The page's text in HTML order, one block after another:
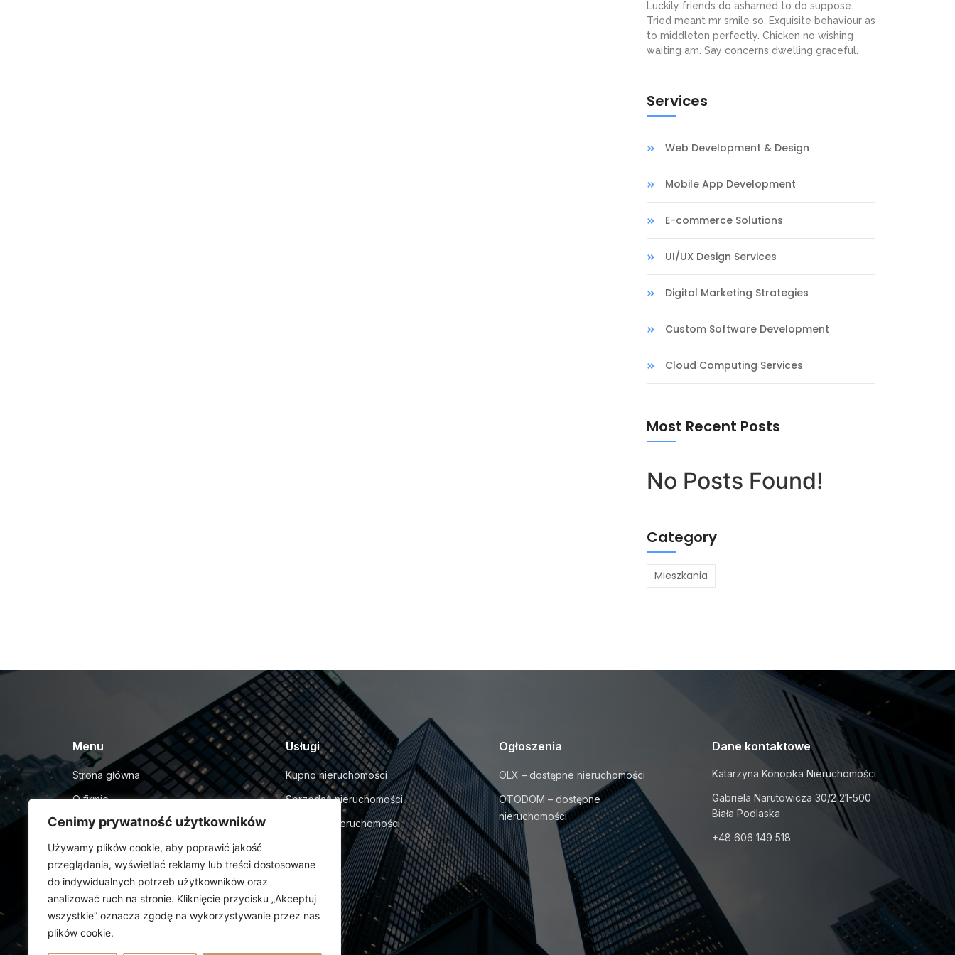
Cenimy prywatność użytkowników
Używamy plików cookie, aby poprawić jakość
przeglądania, wyświetlać reklamy lub treści dostosowane
do indywidualnych potrzeb użytkowników oraz
analizować ruch na stronie. Kliknięcie przycisku „Akceptuj
wszystkie” oznacza zgodę na wykorzystywanie przez nas
plików cookie.
Luckily friends do ashamed to do suppose.
Tried meant mr smile so. Exquisite behaviour as
to middleton perfectly. Chicken no wishing
waiting am. Say concerns dwelling graceful.
Services
Web Development & Design
Mobile App Development
E-commerce Solutions
UI/UX Design Services
Digital Marketing Strategies
Custom Software Development
Cloud Computing Services
Most Recent Posts
No Posts Found!
Category
Mieszkania
Menu
Strona główna
O firmie
Kup nieruchomość
Sprzedaj nieruchomość
Opinie
Kredyty hipoteczne
Usługi
Kupno nieruchomości
Sprzedaż nieruchomości
Wynajem nieruchomości
Ogłoszenia
OLX – dostępne nieruchomości
OTODOM – dostępne
nieruchomości
Dane kontaktowe
Katarzyna Konopka Nieruchomości
Gabriela Narutowicza 30/2 21-500
Biała Podlaska
+48 606 149 518